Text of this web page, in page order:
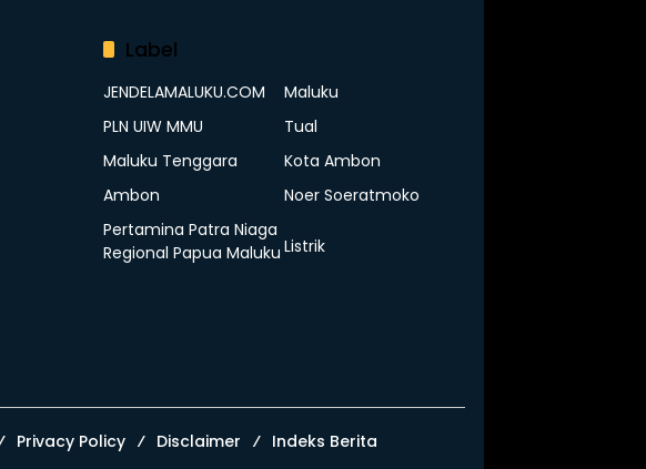
Label
JENDELAMALUKU.COM
Maluku
PLN UIW MMU
Tual
Maluku Tenggara
Kota Ambon
Ambon
Noer Soeratmoko
Pertamina Patra Niaga
Regional Papua Maluku Listrik
Privacy Policy Disclaimer Indeks Berita